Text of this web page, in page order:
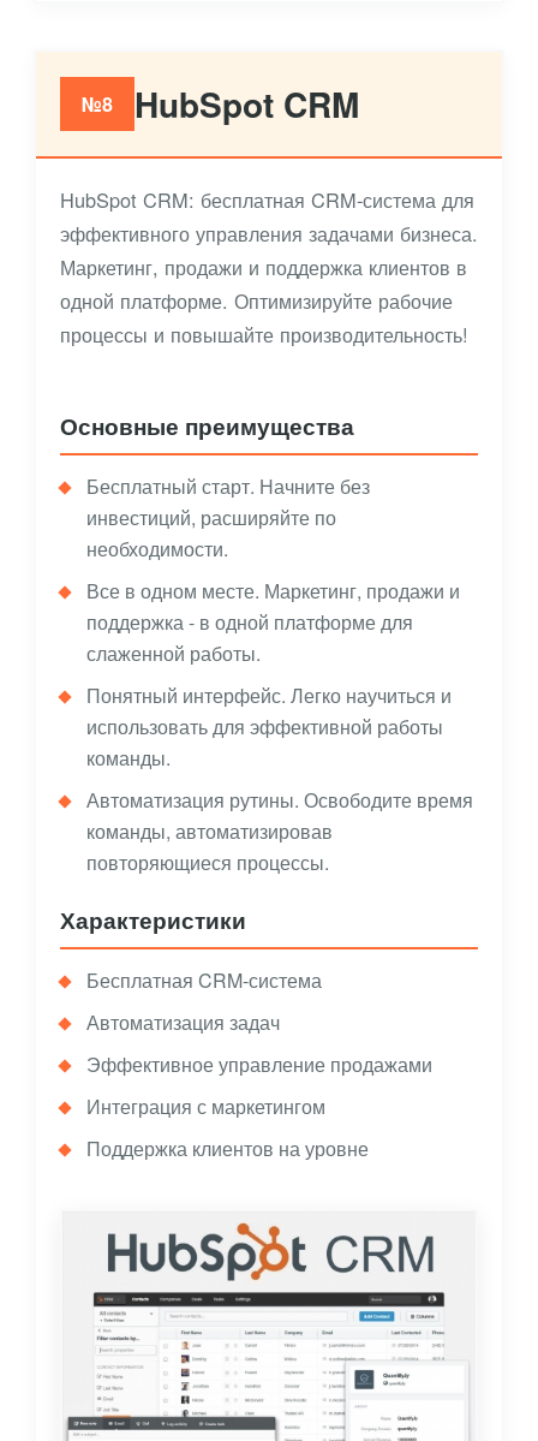
№8 HubSpot CRM
HubSpot CRM: бесплатная CRM-система для
эффективного управления задачами бизнеса.
Маркетинг, продажи и поддержка клиентов в
одной платформе. Оптимизируйте рабочие
процессы и повышайте производительность!
Основные преимущества
Бесплатный старт. Начните без
инвестиций, расширяйте по
необходимости.
Все в одном месте. Маркетинг, продажи и
поддержка - в одной платформе для
слаженной работы.
Понятный интерфейс. Легко научиться и
использовать для эффективной работы
команды.
Автоматизация рутины. Освободите время
команды, автоматизировав
повторяющиеся процессы.
Характеристики
Бесплатная CRM-система
Автоматизация задач
Эффективное управление продажами
Интеграция с маркетингом
Поддержка клиентов на уровне